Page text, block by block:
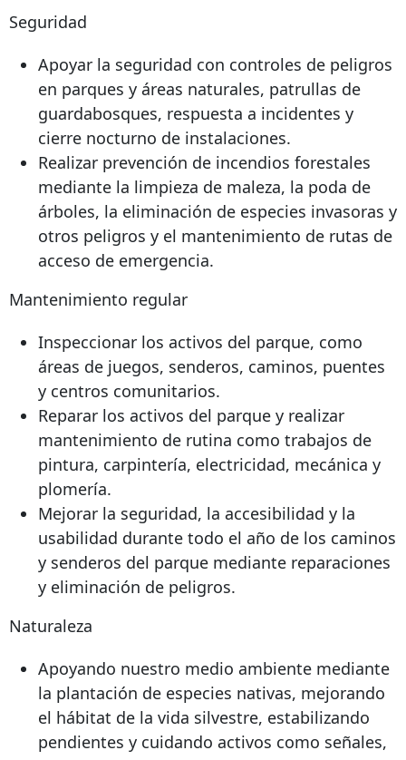
Seguridad
Apoyar la seguridad con controles de peligros
en parques y áreas naturales, patrullas de
guardabosques, respuesta a incidentes y
cierre nocturno de instalaciones.
Realizar prevención de incendios forestales
mediante la limpieza de maleza, la poda de
árboles, la eliminación de especies invasoras y
otros peligros y el mantenimiento de rutas de
acceso de emergencia.
Mantenimiento regular
Inspeccionar los activos del parque, como
áreas de juegos, senderos, caminos, puentes
y centros comunitarios.
Reparar los activos del parque y realizar
mantenimiento de rutina como trabajos de
pintura, carpintería, electricidad, mecánica y
plomería.
Mejorar la seguridad, la accesibilidad y la
usabilidad durante todo el año de los caminos
y senderos del parque mediante reparaciones
y eliminación de peligros.
Naturaleza
Apoyando nuestro medio ambiente mediante
la plantación de especies nativas, mejorando
el hábitat de la vida silvestre, estabilizando
pendientes y cuidando activos como señales,